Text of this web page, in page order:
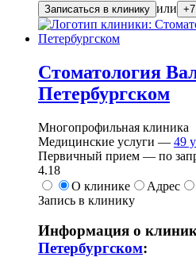
Записаться в клинику или
Стоматология
Петербургском
Многопрофильная клиника
Медицинские услуги — 49
Первичный прием — по
4.18
О клинике
Адрес
Запись в клинику
Информация о
Петербургском: